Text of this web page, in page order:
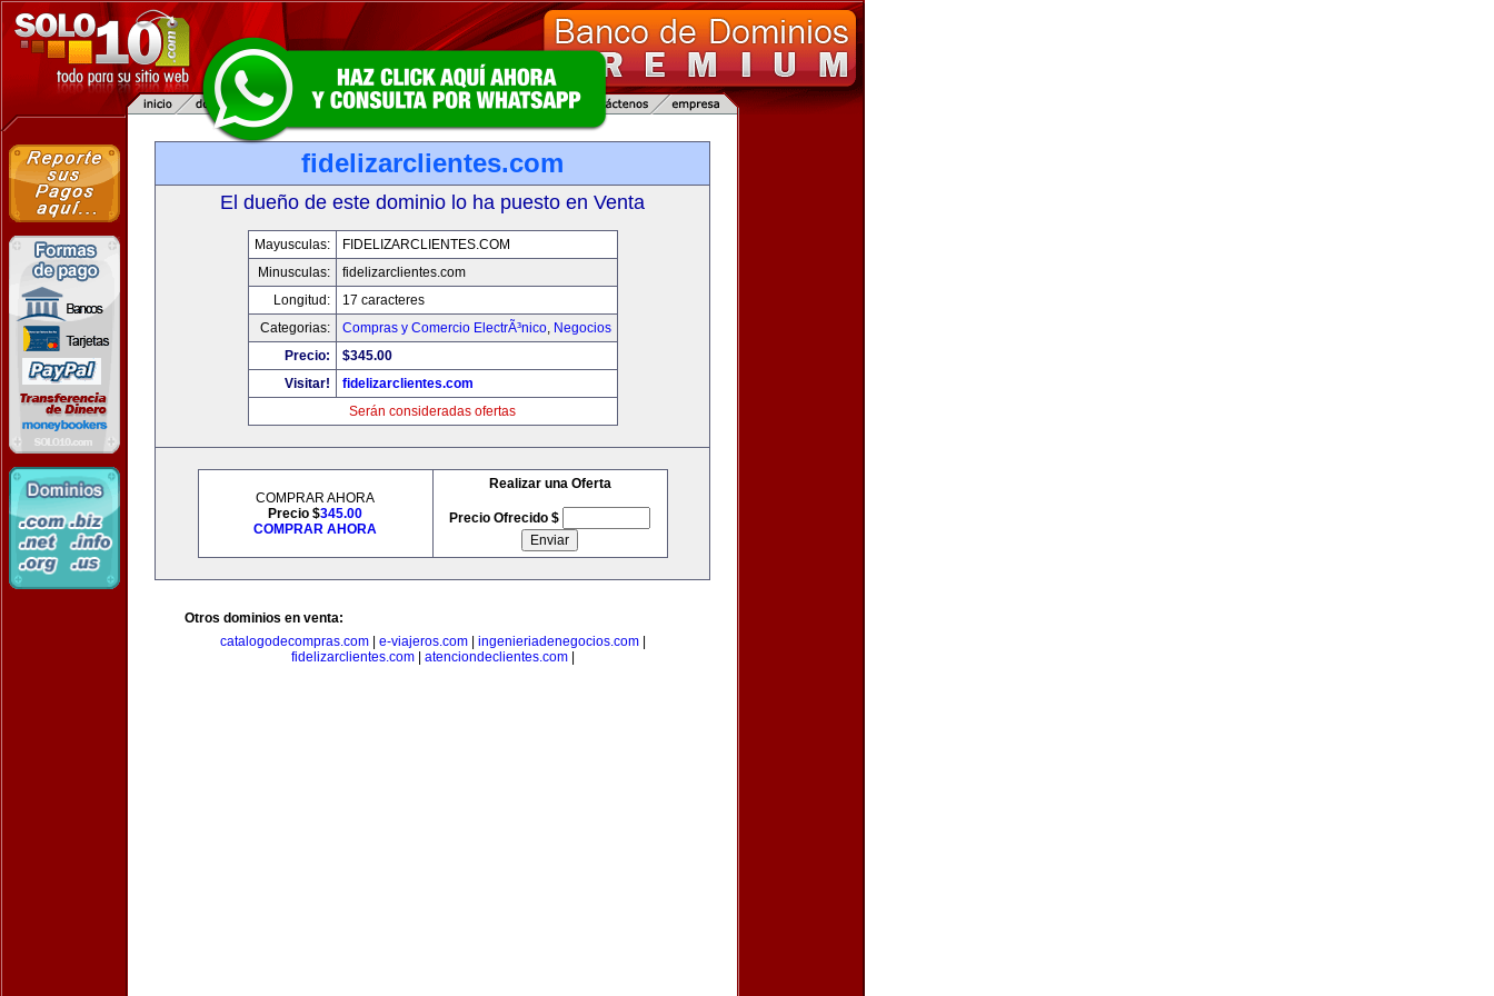
fidelizarclientes.com
El dueño de este dominio lo ha puesto en Venta
Mayusculas:
FIDELIZARCLIENTES.COM
Minusculas:
fidelizarclientes.com
Longitud:
17 caracteres
Categorias:
Compras y Comercio ElectrÃ³nico, Negocios
Precio:
$345.00
Visitar!
fidelizarclientes.com
Serán consideradas ofertas
COMPRAR AHORA
Precio $345.00
COMPRAR AHORA
Realizar una Oferta
Precio Ofrecido $
Otros dominios en venta:
catalogodecompras.com| e-viajeros.com| ingenieriadenegocios.com|
fidelizarclientes.com| atenciondeclientes.com|